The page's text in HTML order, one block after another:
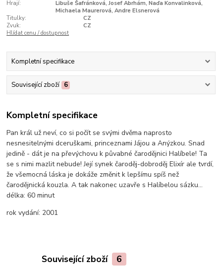
Hrají:
Libuše Šafránková, Josef Abrhám, Naďa Konvalinková,
Michaela Maurerová, Andre Elsnerová
Titulky:
CZ
Zvuk:
CZ
Hlídat cenu / dostupnost
Kompletní specifikace
Související zboží 6
Kompletní specifikace
Pan král už neví, co si počít se svými dvěma naprosto
nesnesitelnými dceruškami, princeznami Jájou a Anýzkou. Snad
jedině - dát je na převýchovu k půvabné čarodějnici Halíbele! Ta
se s nimi mazlit nebude! Její synek čaroděj-dobroděj Elixír ale tvrdí,
že všemocná láska je dokáže změnit k lepšímu spíš než
čarodějnická kouzla. A tak nakonec uzavře s Halíbelou sázku...
délka: 60 minut
rok vydání: 2001
Související zboží 6